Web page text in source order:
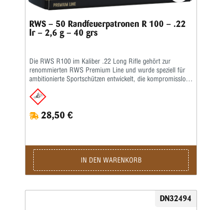
RWS – 50 Randfeuerpatronen R 100 – .22
lr – 2,6 g – 40 grs
Die RWS R100 im Kaliber .22 Long Rifle gehört zur
renommierten RWS Premium Line und wurde speziell für
ambitionierte Sportschützen entwickelt, die kompromisslose
Präzision und maximale Schussleistung verlangen. Ob im
Wettkampf oder beim anspruchsvollen Training – die RWS
R100 überzeugt mit außergewöhnlicher Fertigungsqualität,
hervorragender Konstanz und engsten Schussbildern. Als
Premium-Matchpatrone genießt die RWS R100 weltweit
Dank ihrer hohen Mündungsgeschwindigkeit im
Überschallbereich eignet sie sich besonders für KK-
Gewehrdisziplinen auf 50 und 100 Metern.Die RWS
Premium Line steht seit Jahrzehnten für höchste Qualität im
Fertigungsstandards produziert, für die RWS weltweit
bekannt ist. Hochwertige Materialien, modernste
28,50 €
IN DEN WARENKORB
DN32494